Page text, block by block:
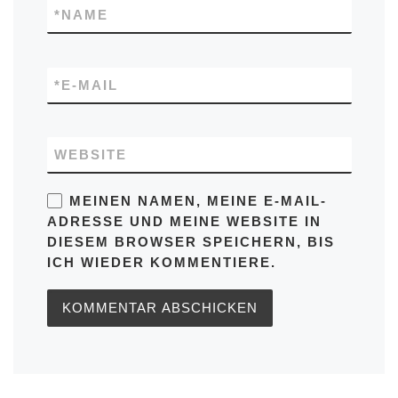
NAME
*
E-MAIL
*
WEBSITE
MEINEN NAMEN, MEINE E-MAIL-
ADRESSE UND MEINE WEBSITE IN
DIESEM BROWSER SPEICHERN, BIS
ICH WIEDER KOMMENTIERE.